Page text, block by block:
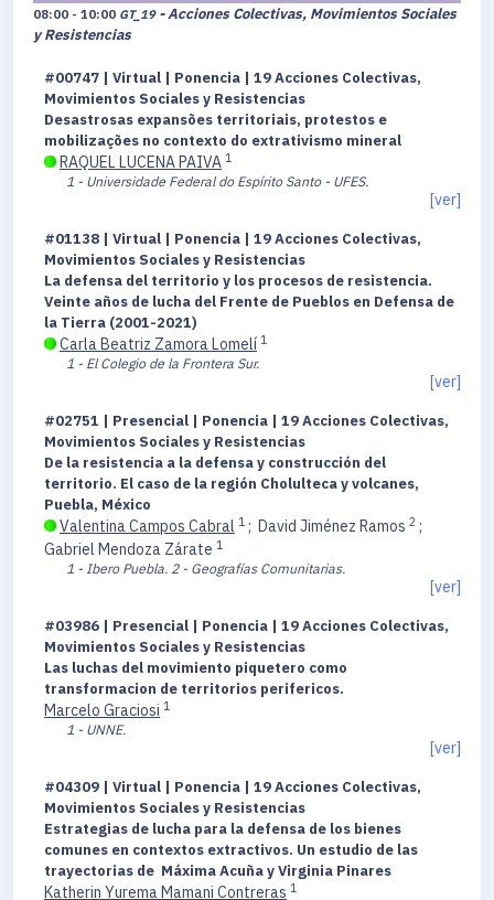
08:00 - 10:00 GT_19 - Acciones Colectivas, Movimientos Sociales
y Resistencias
#00747 | Virtual | Ponencia | 19 Acciones Colectivas,
Movimientos Sociales y Resistencias
Desastrosas expansões territoriais, protestos e
mobilizações no contexto do extrativismo mineral
RAQUEL LUCENA PAIVA 1
1 - Universidade Federal do Espírito Santo - UFES.
[ver]
#01138 | Virtual | Ponencia | 19 Acciones Colectivas,
Movimientos Sociales y Resistencias
La defensa del territorio y los procesos de resistencia.
Veinte años de lucha del Frente de Pueblos en Defensa de
la Tierra (2001-2021)
Carla Beatriz Zamora Lomelí 1
1 - El Colegio de la Frontera Sur.
[ver]
#02751 | Presencial | Ponencia | 19 Acciones Colectivas,
Movimientos Sociales y Resistencias
De la resistencia a la defensa y construcción del
territorio. El caso de la región Cholulteca y volcanes,
Puebla, México
Valentina Campos Cabral 1 ; David Jiménez Ramos 2 ;
Gabriel Mendoza Zárate 1
1 - Ibero Puebla. 2 - Geografías Comunitarias.
[ver]
#03986 | Presencial | Ponencia | 19 Acciones Colectivas,
Movimientos Sociales y Resistencias
Las luchas del movimiento piquetero como
transformacion de territorios perifericos.
Marcelo Graciosi 1
1 - UNNE.
[ver]
#04309 | Virtual | Ponencia | 19 Acciones Colectivas,
Movimientos Sociales y Resistencias
Estrategias de lucha para la defensa de los bienes
comunes en contextos extractivos. Un estudio de las
trayectorias de Máxima Acuña y Virginia Pinares
Katherin Yurema Mamani Contreras 1